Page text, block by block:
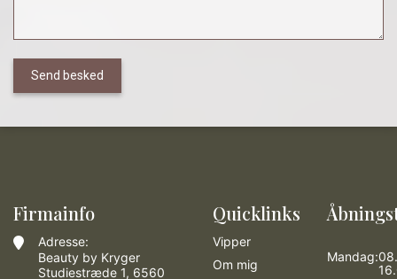
Firmainfo
Adresse:
Beauty by Kryger
Studiestræde 1, 6560
Quicklinks
Vipper
Om mig
Mandag: